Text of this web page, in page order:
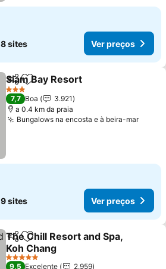
8 sites Ver preços
PartilharAdicionar aos favoritos
Siam Bay Resort
3 Estrelas
7,7 Boa
3.921
a 0.4 km da praia
Bungalows na encosta e à beira-mar
9 sites Ver preços
PartilharAdicionar aos favoritos
The Chill Resort and Spa,
Koh Chang
5 Estrelas
9,5 Excelente 2.959